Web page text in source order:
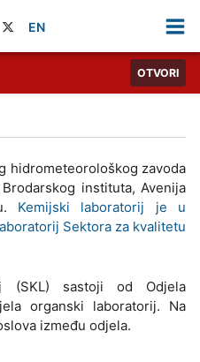
EN
OTVORI
hidrometeorološkog zavoda
instituta, Avenija
Kemijski laboratorij je u
Sektora za kvalitetu
(SKL) sastoji od Odjela
organski laboratorij. Na
između odjela.